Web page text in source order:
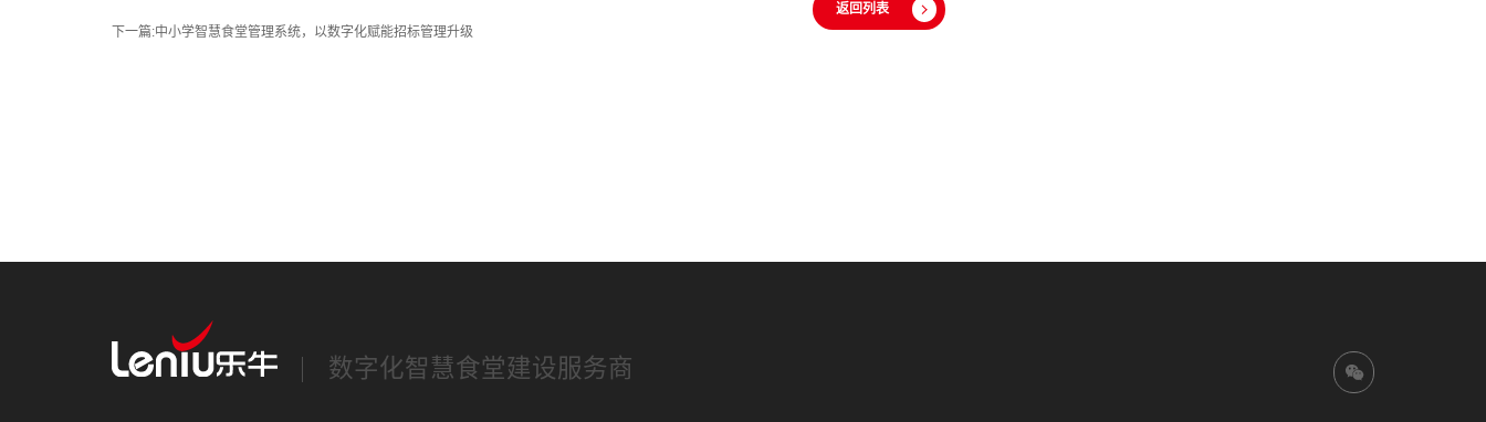
下一篇:中小学智慧食堂管理系统，以数字化赋能招标管理升级
返回列表
数字化智慧食堂建设服务商